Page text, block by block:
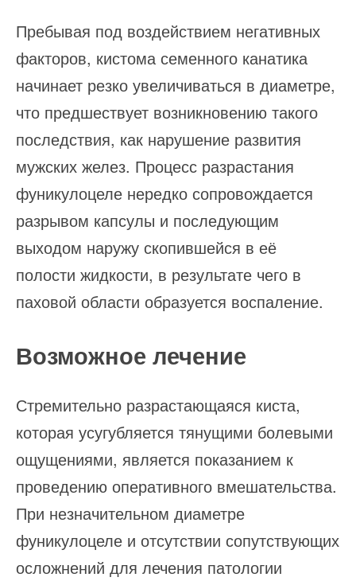
Пребывая под воздействием негативных
факторов, кистома семенного канатика
начинает резко увеличиваться в диаметре,
что предшествует возникновению такого
последствия, как нарушение развития
мужских желез. Процесс разрастания
фуникулоцеле нередко сопровождается
разрывом капсулы и последующим
выходом наружу скопившейся в её
полости жидкости, в результате чего в
паховой области образуется воспаление.
Возможное лечение
Стремительно разрастающаяся киста,
которая усугубляется тянущими болевыми
ощущениями, является показанием к
проведению оперативного вмешательства.
При незначительном диаметре
фуникулоцеле и отсутствии сопутствующих
осложнений для лечения патологии